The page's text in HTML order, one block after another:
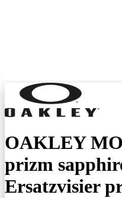
OAKLEY
prizm
Ersatzvisier